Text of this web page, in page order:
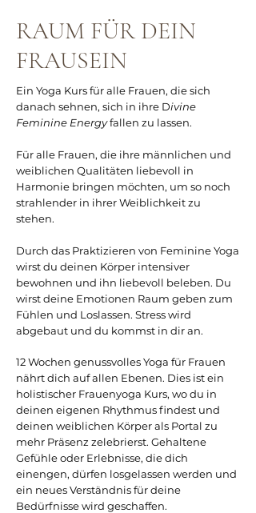
RAUM FÜR DEIN
FRAUSEIN
Ein Yoga Kurs für alle Frauen, die sich
danach sehnen, sich in ihre Divine
Feminine Energyfallen zu lassen.
Für alle Frauen, die ihre männlichen und
weiblichen Qualitäten liebevoll in
Harmonie bringen möchten, um so noch
strahlender in ihrer Weiblichkeit zu
stehen.
Durch das Praktizieren von Feminine Yoga
wirst du deinen Körper intensiver
bewohnen und ihn liebevoll beleben. Du
wirst deine Emotionen Raum geben zum
Fühlen und Loslassen. Stress wird
abgebaut und du kommst in dir an.
12 Wochen genussvolles Yoga für Frauen
nährt dich auf allen Ebenen. Dies ist ein
holistischer Frauenyoga Kurs, wo du in
deinen eigenen Rhythmus findest und
deinen weiblichen Körper als Portal zu
mehr Präsenz zelebrierst. Gehaltene
Gefühle oder Erlebnisse, die dich
einengen, dürfen losgelassen werden und
ein neues Verständnis für deine
Bedürfnisse wird geschaffen.